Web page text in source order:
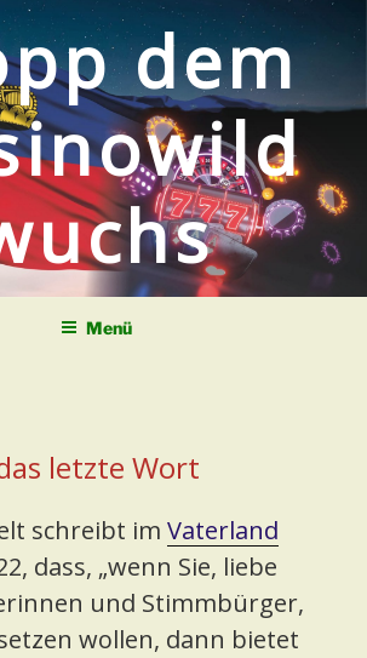
dem
Menü
letzte Wort
schreibt im Vaterland
dass, „wenn Sie, liebe
und Stimmbürger,
wollen, dann bietet